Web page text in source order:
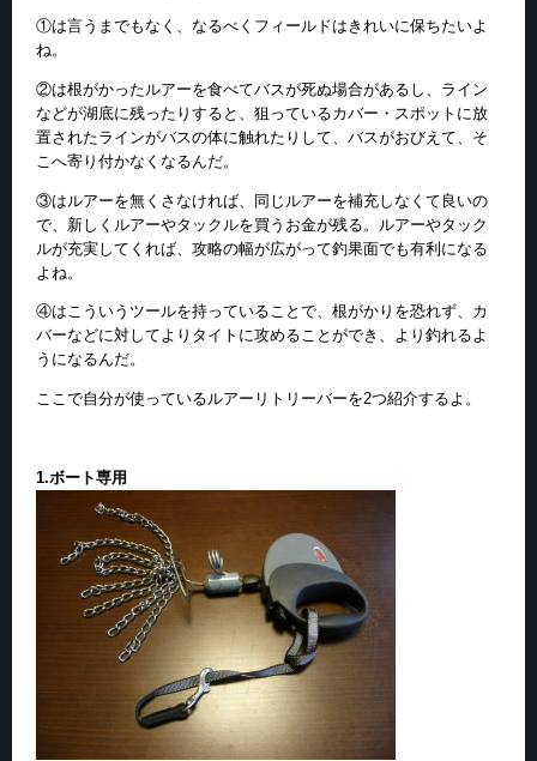
①は言うまでもなく、なるべくフィールドはきれいに保ちたいよ
ね。
②は根がかったルアーを食べてバスが死ぬ場合があるし、ライン
などが湖底に残ったりすると、狙っているカバー・スポットに放
置されたラインがバスの体に触れたりして、バスがおびえて、そ
こへ寄り付かなくなるんだ。
③はルアーを無くさなければ、同じルアーを補充しなくて良いの
で、新しくルアーやタックルを買うお金が残る。ルアーやタック
ルが充実してくれば、攻略の幅が広がって釣果面でも有利になる
よね。
④はこういうツールを持っていることで、根がかりを恐れず、カ
バーなどに対してよりタイトに攻めることができ、より釣れるよ
うになるんだ。
ここで自分が使っているルアーリトリーバーを2つ紹介するよ。
1.ボート専用